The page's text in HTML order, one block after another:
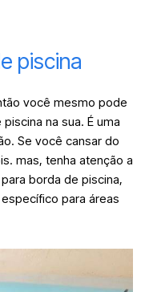
piscina
você mesmo pode
na sua. É uma
Se você cansar do
mas, tenha atenção a
borda de piscina,
para áreas